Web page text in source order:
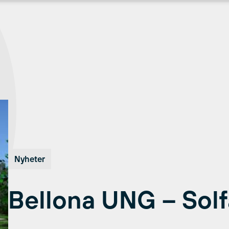
Nyheter
Bellona UNG –